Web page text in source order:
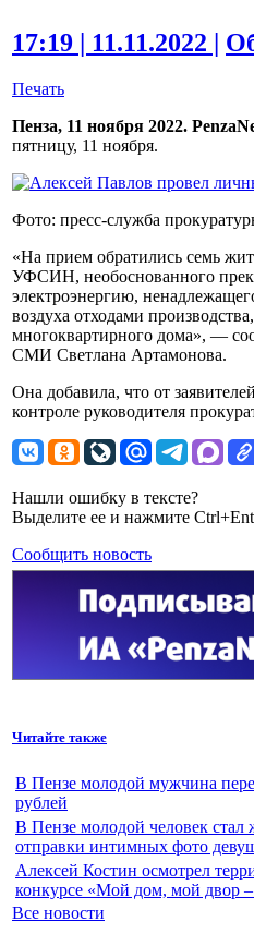
17:19 | 11.11.2022 |
Печать
Пенза, 11 ноября 2022.
пятницу, 11 ноября.
Фото: пресс-служба
«На прием обратились семь
УФСИН, необоснованного
электроэнергию,
воздуха отходами
многоквартирного дома», —
СМИ Светлана Артамонова.
Она добавила, что от
контроле руководителя
Нашли ошибку в тексте?
Выделите ее и нажмите
Сообщить новость
Читайте также
В Пензе молодой мужчина
рублей
В Пензе молодой человек стал
отправки интимных фото
Алексей Костин осмотрел
конкурсе «Мой дом, мой двор –
Все новости